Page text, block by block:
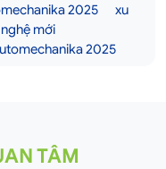
2025
xu
mới
2025
TÂM